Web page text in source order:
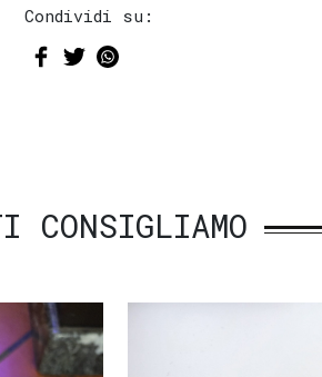
Condividi su:
CONSIGLIAMO